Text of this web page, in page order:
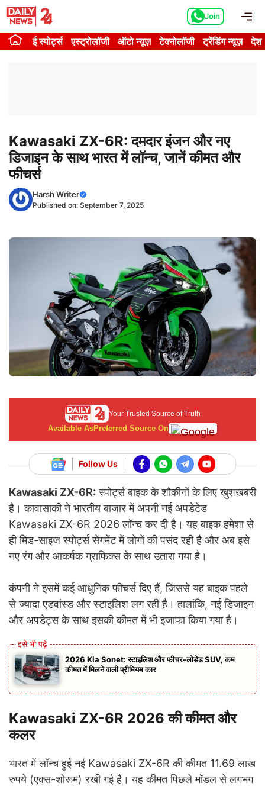
Skip
content
Join
ई स्पोर्ट्स एस्ट्रोलॉजी ऑटो न्यूज़ टेक्नोलॉजी ट्रेंडिंग न्यूज़ देश
Kawasaki ZX-6R: दमदार इंजन और नए
डिजाइन के साथ भारत में लॉन्च, जानें कीमत और
फीचर्स
Harsh Writer
Published on: September 7, 2025
Your Trusted Source of Truth
Available AsPreferred Source On
Follow Us
Kawasaki ZX-6R: स्पोर्ट्स बाइक के शौकीनों के लिए खुशखबरी
है। कावासाकी ने भारतीय बाजार में अपनी नई अपडेटेड
Kawasaki ZX-6R 2026 लॉन्च कर दी है। यह बाइक हमेशा से
ही मिड-साइज स्पोर्ट्स सेगमेंट में लोगों की पसंद रही है और अब इसे
नए रंग और आकर्षक ग्राफिक्स के साथ उतारा गया है।
कंपनी ने इसमें कई आधुनिक फीचर्स दिए हैं, जिससे यह बाइक पहले
से ज्यादा एडवांस्ड और स्टाइलिश लग रही है। हालांकि, नई डिजाइन
और अपडेट्स के साथ इसकी कीमत में भी इजाफा किया गया है।
2026 Kia Sonet: स्टाइलिश और फीचर-लोडेड SUV, कम
कीमत में मिलने वाली प्रीमियम कार
Kawasaki ZX-6R 2026 की कीमत और
कलर
भारत में लॉन्च हुई नई Kawasaki ZX-6R की कीमत 11.69 लाख
रुपये (एक्स-शोरूम) रखी गई है। यह कीमत पिछले मॉडल से लगभग